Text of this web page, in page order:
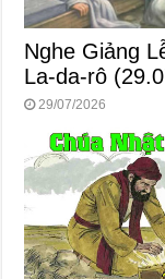
Nghe Giảng
La-da-rô
29/07/2026